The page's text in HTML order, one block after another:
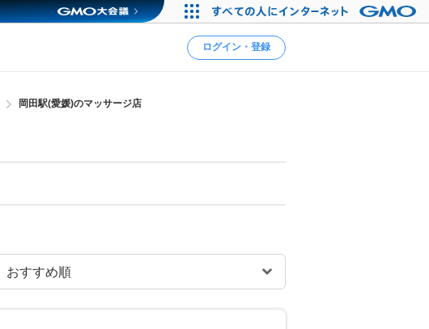
ログイン・登録
岡田駅(愛媛)のマッサージ店